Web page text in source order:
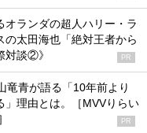
ランダの超人ハリー・ラ
の太田海也「絶対王者から
対談②》
PR
竜青が語る「10年前より
」理由とは。［MVVりらい
PR